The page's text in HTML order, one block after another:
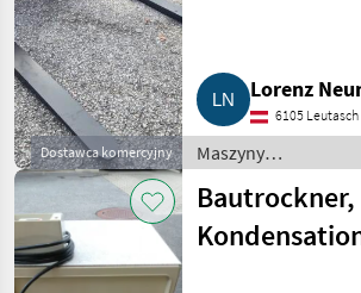
Dostawca komercyjny
Lorenz
6105 Leutasch
Maszyny
budowlane /
Drobny sprzęt
Bautrockner,